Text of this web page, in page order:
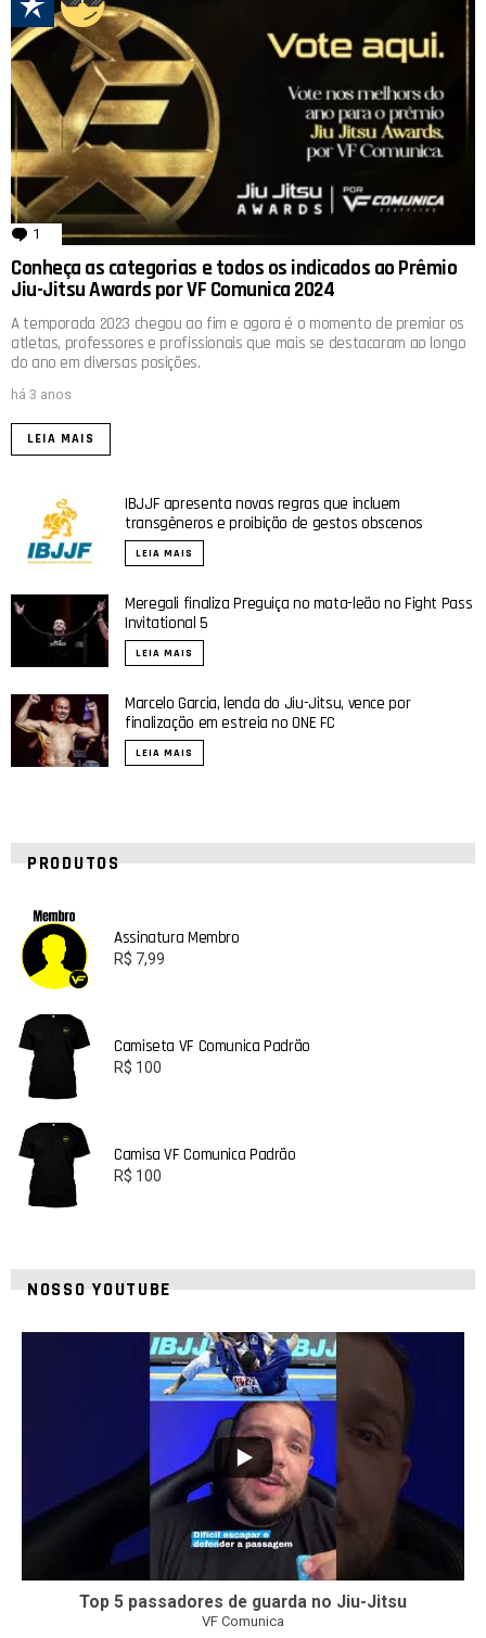
1 comentário
Conheça as categorias e todos os indicados ao Prêmio
Jiu-Jitsu Awards por VF Comunica 2024
A temporada 2023 chegou ao fim e agora é o momento de premiar os
atletas, professores e profissionais que mais se destacaram ao longo
do ano em diversas posições.
há 3 anos
LEIA MAIS
IBJJF apresenta novas regras que incluem
transgêneros e proibição de gestos obscenos
LEIA MAIS
Meregali finaliza Preguiça no mata-leão no Fight Pass
Invitational 5
LEIA MAIS
Marcelo Garcia, lenda do Jiu-Jitsu, vence por
finalização em estreia no ONE FC
LEIA MAIS
PRODUTOS
Assinatura Membro
R$ 7,99
Camiseta VF Comunica Padrão
R$ 100
Camisa VF Comunica Padrão
R$ 100
NOSSO YOUTUBE
Top 5 passadores de guarda no Jiu-Jitsu
VF Comunica